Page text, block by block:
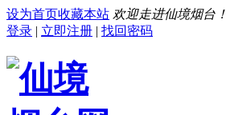
设为首页收藏本站 欢迎走进仙境烟台！
登录 | 立即注册 | 找回密码